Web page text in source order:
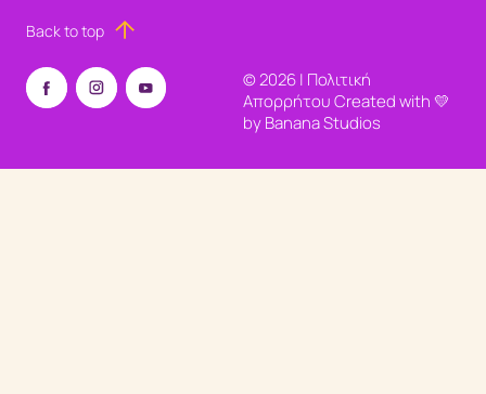
Back to top
©2026 | Πολιτική
Απορρήτου Created with 💛
by Banana Studios